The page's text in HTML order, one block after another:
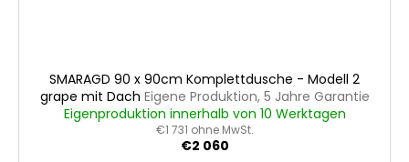
SMARAGD 90 x 90cm Komplettdusche - Modell 2
grape mit Dach Eigene Produktion, 5 Jahre Garantie
Eigenproduktion innerhalb von 10 Werktagen
€1 731 ohne MwSt.
€2 060